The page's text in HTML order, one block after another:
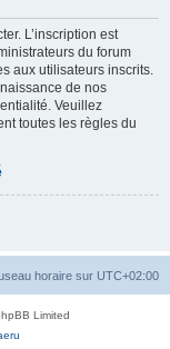
L’inscription est
du forum
aux utilisateurs inscrits.
de nos
Veuillez
toutes les règles du
horaire sur UTC+02:00
Limited